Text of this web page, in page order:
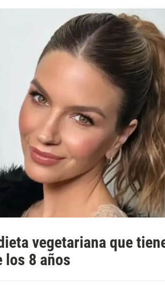
vegetariana que
los 8 años